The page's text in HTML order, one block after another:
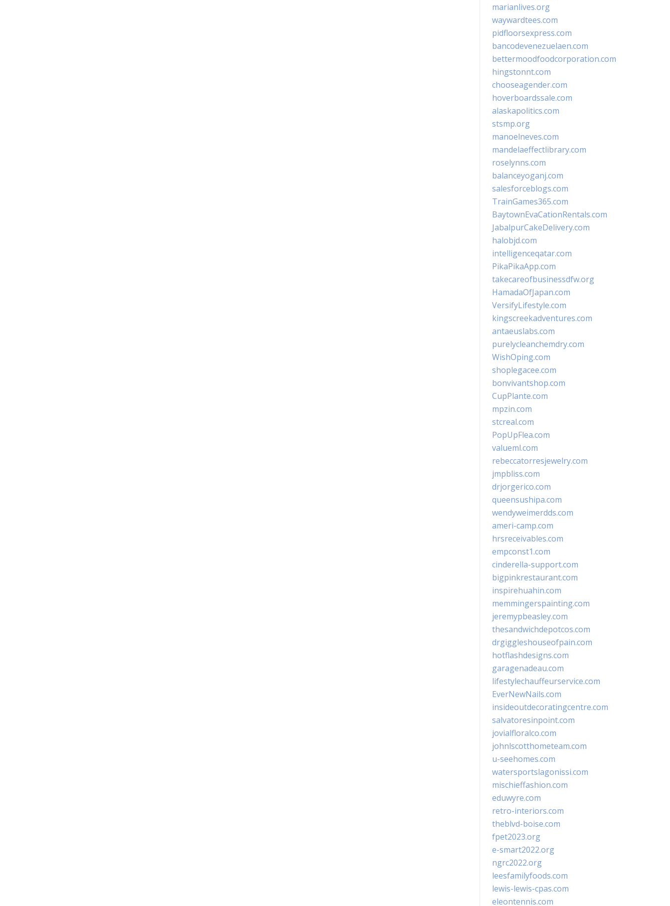
marianlives.org
waywardtees.com
pidfloorsexpress.com
bancodevenezuelaen.com
bettermoodfoodcorporation.com
hingstonnt.com
chooseagender.com
hoverboardssale.com
alaskapolitics.com
stsmp.org
manoelneves.com
mandelaeffectlibrary.com
roselynns.com
balanceyoganj.com
salesforceblogs.com
TrainGames365.com
BaytownEvaCationRentals.com
JabalpurCakeDelivery.com
halobjd.com
intelligenceqatar.com
PikaPikaApp.com
takecareofbusinessdfw.org
HamadaOfJapan.com
VersifyLifestyle.com
kingscreekadventures.com
antaeuslabs.com
purelycleanchemdry.com
WishOping.com
shoplegacee.com
bonvivantshop.com
CupPlante.com
mpzin.com
stcreal.com
PopUpFlea.com
valueml.com
rebeccatorresjewelry.com
jmpbliss.com
drjorgerico.com
queensushipa.com
wendyweimerdds.com
ameri-camp.com
hrsreceivables.com
empconst1.com
cinderella-support.com
bigpinkrestaurant.com
inspirehuahin.com
memmingerspainting.com
jeremypbeasley.com
thesandwichdepotcos.com
drgiggleshouseofpain.com
hotflashdesigns.com
garagenadeau.com
lifestylechauffeurservice.com
EverNewNails.com
insideoutdecoratingcentre.com
salvatoresinpoint.com
jovialfloralco.com
johnlscotthometeam.com
u-seehomes.com
watersportslagonissi.com
mischieffashion.com
eduwyre.com
retro-interiors.com
theblvd-boise.com
fpet2023.org
e-smart2022.org
ngrc2022.org
leesfamilyfoods.com
lewis-lewis-cpas.com
eleontennis.com